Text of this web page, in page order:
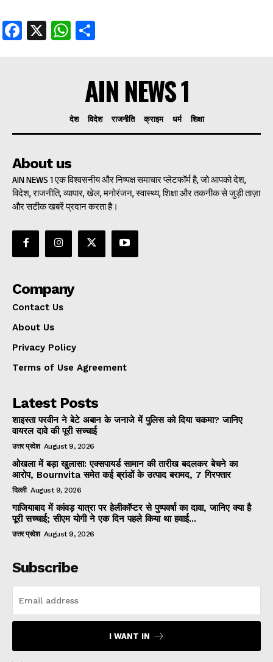
Facebook
X WhatsApp
AIN NEWS 1
देश विदेश राजनीति क्राइम धर्म शिक्षा
About us
AIN NEWS 1 एक विश्वसनीय और निष्पक्ष समाचार प्लेटफॉर्म है, जो आपको देश,
विदेश, राजनीति, व्यापार, खेल, मनोरंजन, स्वास्थ्य, शिक्षा और तकनीक से जुड़ी ताज़ा
और सटीक खबरें प्रदान करता है।
Company
Contact Us
About Us
Privacy Policy
Terms of Use Agreement
Latest Posts
शाइस्ता परवीन ने बेटे अबान के जनाजे में पुलिस को दिया चकमा? जानिए
वायरल दावे की पूरी सच्चाई
उत्तर प्रदेश August 9, 2026
ओखला में बड़ा खुलासा: एक्सपायर्ड सामान की तारीख बदलकर बेचने का
आरोप, Bournvita समेत कई ब्रांडों के उत्पाद बरामद, 7 गिरफ्तार
दिल्ली August 9, 2026
गाजियाबाद में कांवड़ यात्रा पर हेलीकॉप्टर से पुष्पवर्षा का दावा, जानिए क्या है
पूरी सच्चाई; सीएम योगी ने एक दिन पहले किया था हवाई...
उत्तर प्रदेश August 9, 2026
Subscribe
I WANT IN